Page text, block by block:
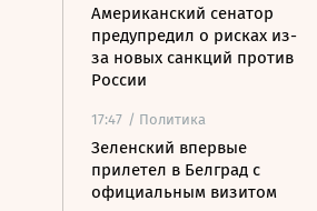
Американский сенатор
предупредил о рисках из-
за новых санкций против
России
17:47 / Политика
Зеленский впервые
прилетел в Белград с
официальным визитом